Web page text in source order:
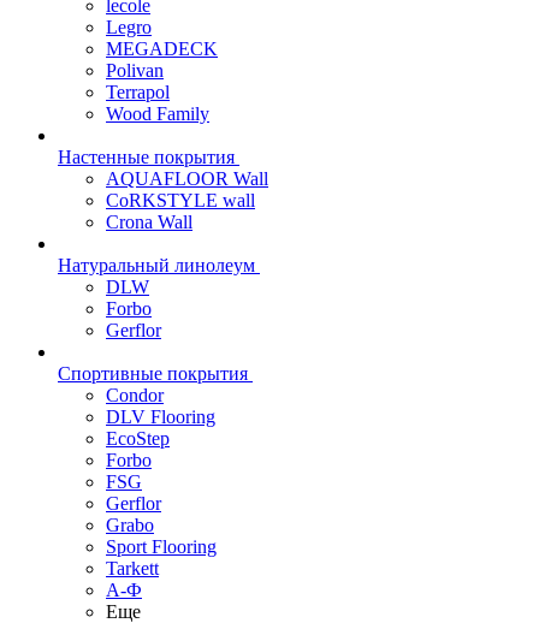
lecole
Legro
MEGADECK
Polivan
Terrapol
Wood Family
Настенные покрытия
AQUAFLOOR Wall
CoRKSTYLE wall
Crona Wall
Натуральный линолеум
DLW
Forbo
Gerflor
Спортивные покрытия
Condor
DLV Flooring
EcoStep
Forbo
FSG
Gerflor
Grabo
Sport Flooring
Tarkett
А-Ф
Еще